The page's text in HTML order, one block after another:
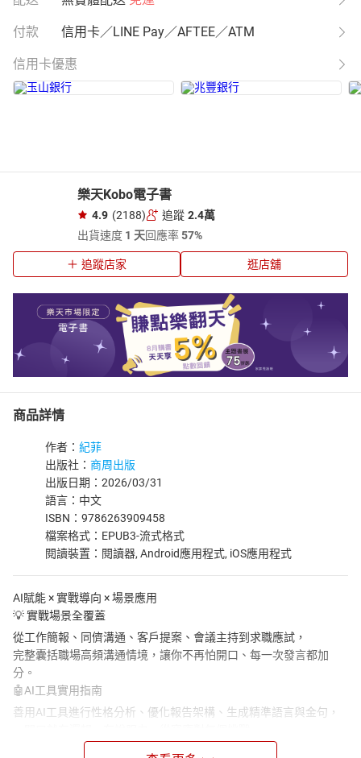
付款 信用卡／LINE Pay／AFTEE／ATM
信用卡優惠
樂天Kobo電子書
4.9 (2188) 追蹤 2.4萬
出貨速度 1 天回應率57%
追蹤店家 逛店舖
商品詳情
作者： 紀菲
出版社： 商周出版
出版日期：2026/03/31
語言：中文
ISBN：9786263909458
檔案格式：EPUB3-流式格式
閱讀裝置：閱讀器, Android應用程式, iOS應用程式
AI賦能 × 實戰導向 × 場景應用
💡 實戰場景全覆蓋
從工作簡報、同儕溝通、客戶提案、會議主持到求職應試，
完整囊括職場高頻溝通情境，讓你不再怕開口、每一次發言都加
分。
🤖AI工具實用指南
善用AI工具進行性格分析、優化報告架構、生成精準語言與金句，
🚀 職場表現即刻升級